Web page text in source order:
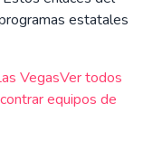
estatales
VegasVer todos
equipos de